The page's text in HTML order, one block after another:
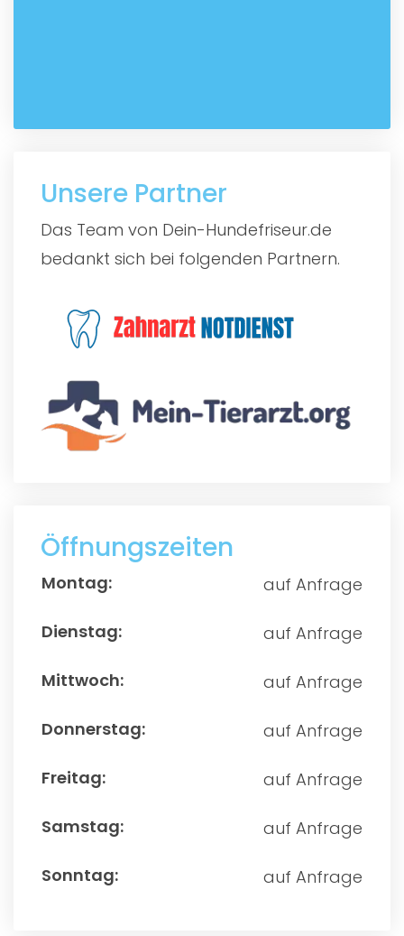
Unsere Partner
Das Team von Dein-Hundefriseur.de
bedankt sich bei folgenden Partnern.
Öffnungszeiten
auf Anfrage
auf Anfrage
auf Anfrage
auf Anfrage
auf Anfrage
auf Anfrage
auf Anfrage